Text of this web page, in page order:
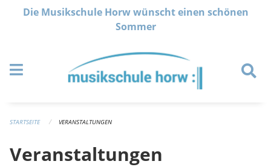
Navigation überspringen
Die Musikschule Horw wünscht einen schönen
Sommer
STARTSEITE VERANSTALTUNGEN
Veranstaltungen